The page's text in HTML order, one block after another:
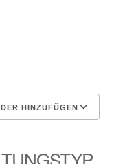
HINZUFÜGEN